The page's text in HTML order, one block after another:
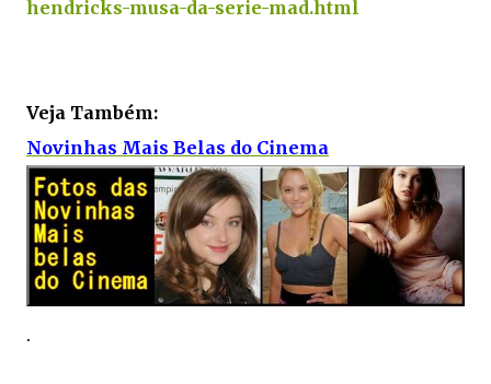
hendricks-musa-da-serie-mad.html
Veja Também:
Novinhas Mais Belas do Cinema
.